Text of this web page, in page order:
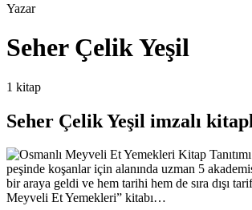
Yazar
Seher Çelik Yeşil
1 kitap
Seher Çelik Yeşil imzalı
Kitap Tanıtımı
peşinde koşanlar için alanında uzman 5
bir araya geldi ve hem tarihi hem de sıra dışı
Meyveli Et Yemekleri” kitabı…